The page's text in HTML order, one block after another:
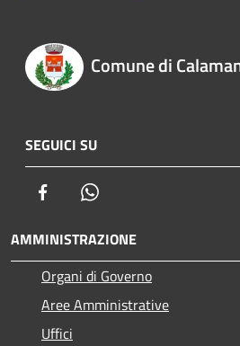
Comune di
SEGUICI SU
Facebook
AMMINISTRAZIONE
Organi di Governo
Aree Amministrative
Uffici